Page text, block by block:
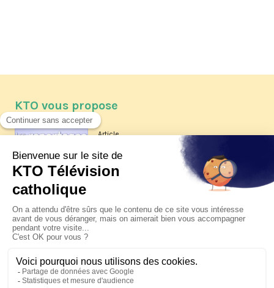
KTO vous propose
Article
Les reportages d'été 2026 de KTO
La visite pastorale du pape Léon
XIV à Assise à suivre sur KTO le
jeudi 6 août
Le pape en Uruguay, Argentine et
Pérou du 6 au 17 novembre 2026